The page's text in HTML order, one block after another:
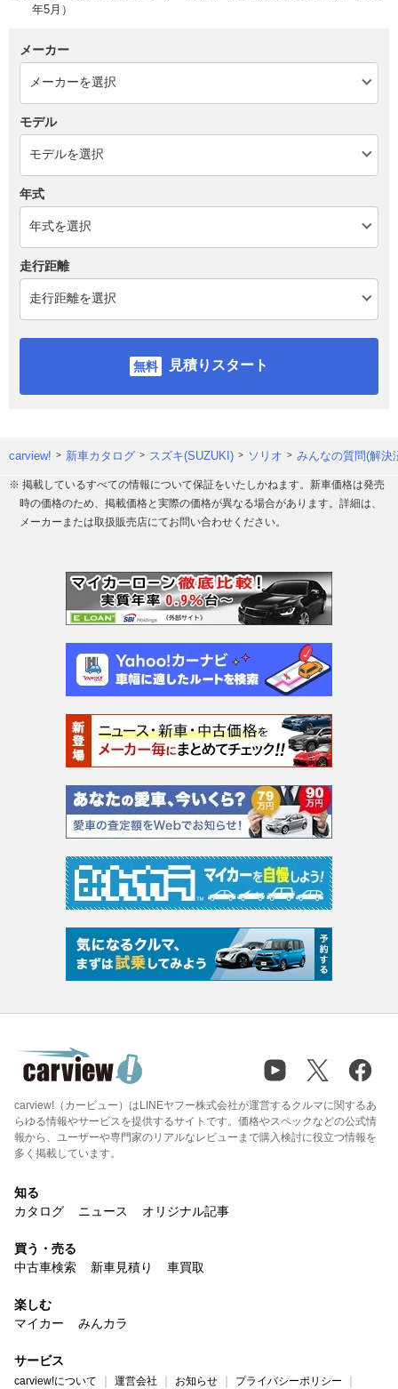
年5月）
メーカー
モデル
年式
走行距離
見積りスタート
carview! 新車カタログ スズキ(SUZUKI) ソリオ みんなの質問(解決
※ 掲載しているすべての情報について保証をいたしかねます。新車価格は発売
時の価格のため、掲載価格と実際の価格が異なる場合があります。詳細は、
メーカーまたは取扱販売店にてお問い合わせください。
carview!（カービュー）はLINEヤフー株式会社が運営するクルマに関するあ
らゆる情報やサービスを提供するサイトです。価格やスペックなどの公式情
報から、ユーザーや専門家のリアルなレビューまで購入検討に役立つ情報を
多く掲載しています。
知る
カタログ
ニュース オリジナル記事
買う・売る
中古車検索
新車見積り 車買取
楽しむ
マイカー
みんカラ
サービス
carview!について 運営会社 お知らせ プライバシーポリシー